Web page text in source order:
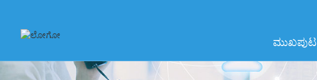
ಮುಖಪುಟ